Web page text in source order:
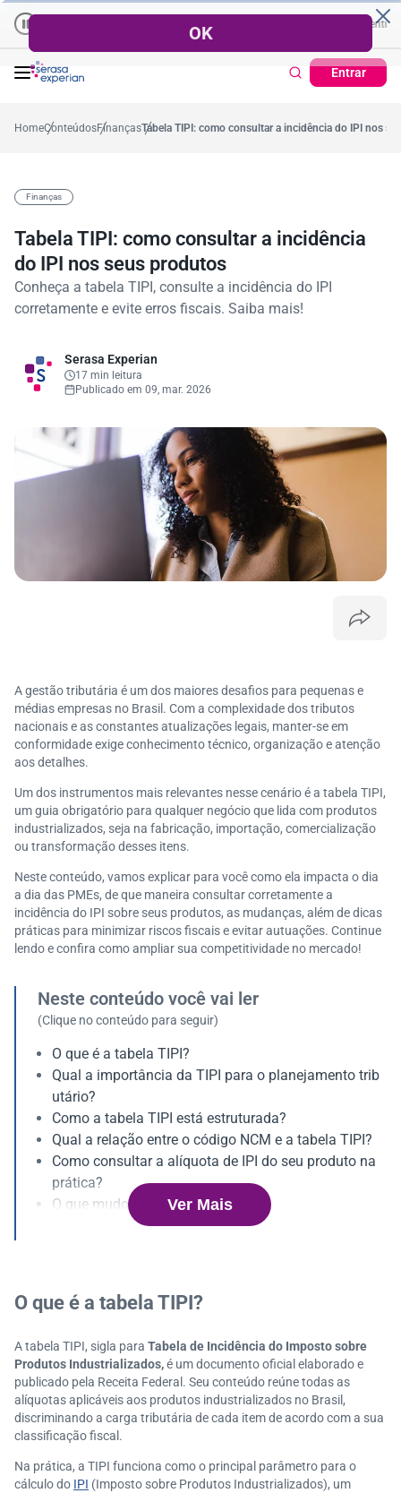
de Crédito Percentual no mês
Entrar
no mês Cartão de Crédito | Cadastro Positivo
HomeConteúdosFinançasTabela TIPI: como consultar a incidência do IPI nos
Finanças
Tabela TIPI: como consultar a incidência
do IPI nos seus produtos
Conheça a tabela TIPI, consulte a incidência do IPI
corretamente e evite erros fiscais. Saiba mais!
Serasa Experian
17 min leitura
Publicado em 09, mar. 2026
A gestão tributária é um dos maiores desafios para pequenas e
médias empresas no Brasil. Com a complexidade dos tributos
nacionais e as constantes atualizações legais, manter-se em
conformidade exige conhecimento técnico, organização e atenção
aos detalhes.
Um dos instrumentos mais relevantes nesse cenário é a tabela TIPI,
um guia obrigatório para qualquer negócio que lida com produtos
industrializados, seja na fabricação, importação, comercialização
ou transformação desses itens.
Neste conteúdo, vamos explicar para você como ela impacta o dia
a dia das PMEs, de que maneira consultar corretamente a
incidência do IPI sobre seus produtos, as mudanças, além de dicas
práticas para minimizar riscos fiscais e evitar autuações. Continue
lendo e confira como ampliar sua competitividade no mercado!
Neste conteúdo você vai ler
(Clique no conteúdo para seguir)
O que é a tabela TIPI?
Qual a importância da TIPI para o planejamento trib
utário?
Como a tabela TIPI está estruturada?
Qual a relação entre o código NCM e a tabela TIPI?
Como consultar a alíquota de IPI do seu produto na
prática?
O que mudou na tabela TIPI 2025?
Quais são as alíquotas de IPI mais comuns para as
ela?
Como a classificação fiscal correta evita problemas
Qual o impacto da TIPI na emissão de notas fiscais
eletrônicas?
Existe diferença entre a TIPI e a tabela de incidência
do ICMS?
Como a tecnologia auxilia na gestão das classificaç
ões fiscais?
Garanta conformidade e competitividade utilizando
Ver Mais
O que é a tabela TIPI?
A tabela TIPI, sigla para Tabela de Incidência do Imposto sobre
Produtos Industrializados,é um documento oficial elaborado e
publicado pela Receita Federal. Seu conteúdo reúne todas as
alíquotas aplicáveis aos produtos industrializados no Brasil,
discriminando a carga tributária de cada item de acordo com a sua
classificação fiscal.
Na prática, a TIPI funciona como o principal parâmetro para o
cálculo do IPI (Imposto sobre Produtos Industrializados), um